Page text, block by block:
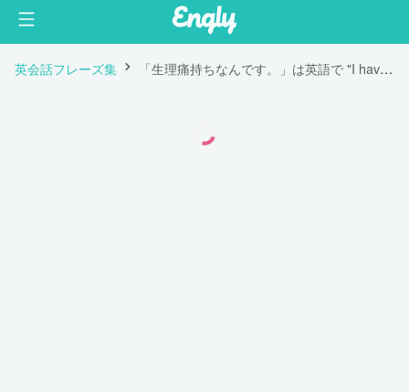
英会話フレーズ集 「生理痛持ちなんです。」は英語で "I have cramps."